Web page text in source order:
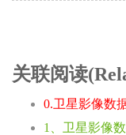
关联阅读
0.卫星影像数
1、卫星影像